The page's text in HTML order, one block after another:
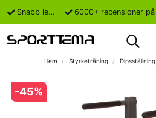
Snabb leverans 6000+ recensioner på Trustpilot
Hem Styrketräning Dipsställning
-45%